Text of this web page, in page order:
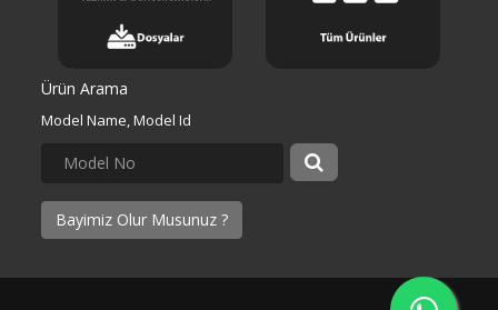
Ürün Arama
Model Name, Model Id
Bayimiz Olur Musunuz ?